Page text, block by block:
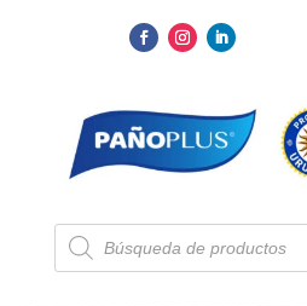
Búsqueda
de
productos